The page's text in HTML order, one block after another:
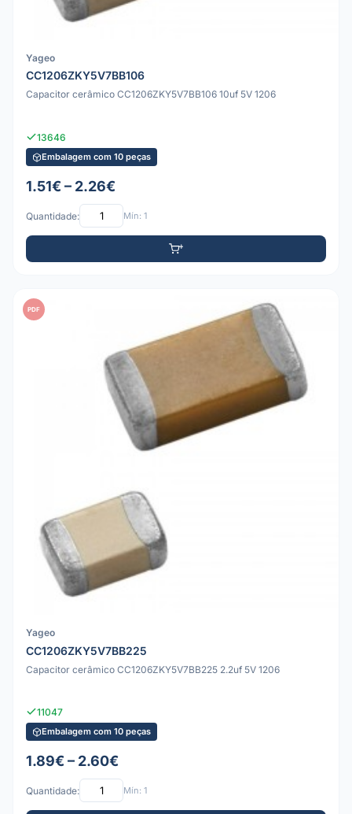
Yageo
CC1206ZKY5V7BB106
Capacitor cerâmico CC1206ZKY5V7BB106 10uf 5V 1206
13646
Embalagem com 10 peças
1.51€ – 2.26€
Quantidade: Mín: 1
PDF
Yageo
CC1206ZKY5V7BB225
Capacitor cerâmico CC1206ZKY5V7BB225 2.2uf 5V 1206
11047
Embalagem com 10 peças
1.89€ – 2.60€
Quantidade: Mín: 1